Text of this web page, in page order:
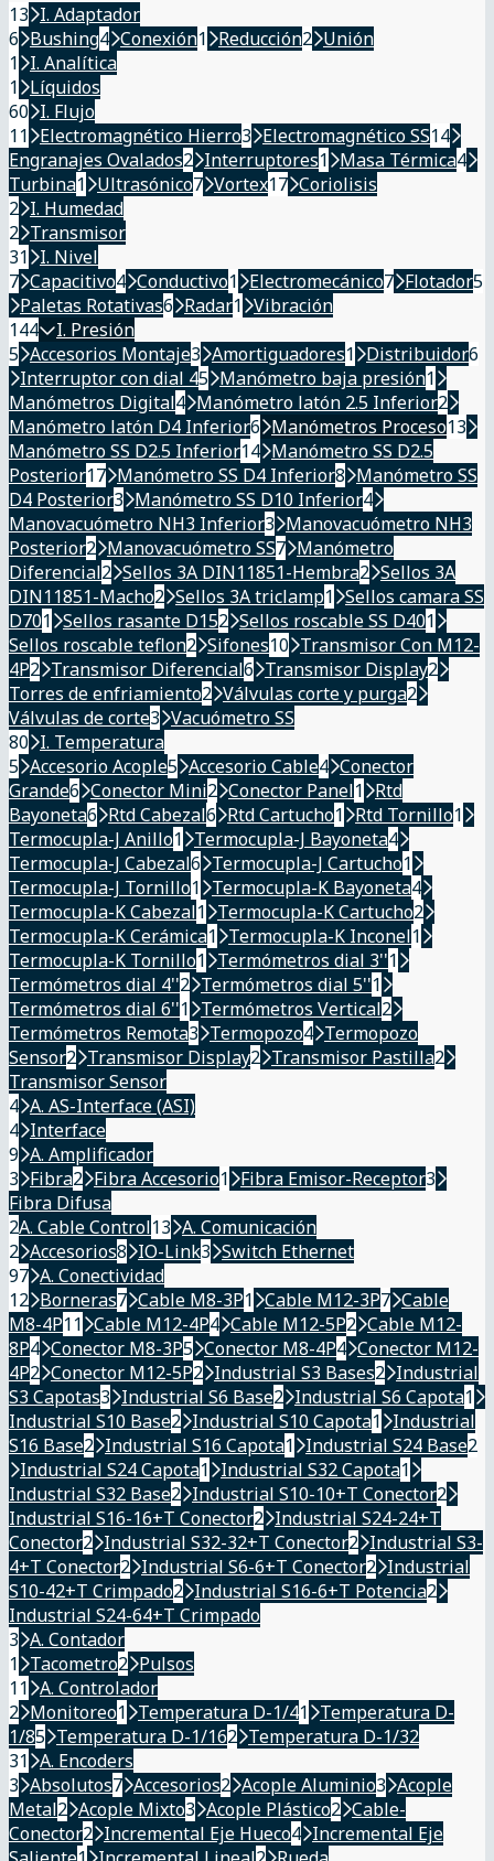
13 I. Adaptador
6 Bushing4 Conexión1 Reducción2 Unión
1 I. Analítica
1 Líquidos
60 I. Flujo
11 Electromagnético Hierro3 Electromagnético SS14
Engranajes Ovalados2 Interruptores1 Masa Térmica4
Turbina1 Ultrasónico7 Vortex17 Coriolisis
2 I. Humedad
2 Transmisor
31 I. Nivel
7 Capacitivo4 Conductivo1 Electromecánico7 Flotador5
Paletas Rotativas6 Radar1 Vibración
144
I. Presión
5 Accesorios Montaje3 Amortiguadores1 Distribuidor6
Interruptor con dial 45 Manómetro baja presión1
Manómetros Digital4 Manómetro latón 2.5 Inferior2
Manómetro latón D4 Inferior6 Manómetros Proceso13
Manómetro SS D2.5 Inferior14 Manómetro SS D2.5
Posterior17 Manómetro SS D4 Inferior8 Manómetro SS
D4 Posterior3 Manómetro SS D10 Inferior4
Manovacuómetro NH3 Inferior3 Manovacuómetro NH3
Posterior2 Manovacuómetro SS7 Manómetro
Diferencial2 Sellos 3A DIN11851-Hembra2 Sellos 3A
DIN11851-Macho2 Sellos 3A triclamp1 Sellos camara SS
D701 Sellos rasante D152 Sellos roscable SS D401
Sellos roscable teflon2 Sifones10 Transmisor Con M12-
4P2 Transmisor Diferencial6 Transmisor Display2
Torres de enfriamiento2 Válvulas corte y purga2
Válvulas de corte3 Vacuómetro SS
80 I. Temperatura
5 Accesorio Acople5 Accesorio Cable4 Conector
Grande6 Conector Mini2 Conector Panel1 Rtd
Bayoneta6 Rtd Cabezal6 Rtd Cartucho1 Rtd Tornillo1
Termocupla-J Anillo1 Termocupla-J Bayoneta4
Termocupla-J Cabezal6 Termocupla-J Cartucho1
Termocupla-J Tornillo1 Termocupla-K Bayoneta4
Termocupla-K Cabezal1 Termocupla-K Cartucho2
Termocupla-K Cerámica1 Termocupla-K Inconel1
Termocupla-K Tornillo1 Termómetros dial 3''1
Termómetros dial 4''2 Termómetros dial 5''1
Termómetros dial 6''1 Termómetros Vertical2
Termómetros Remota3 Termopozo4 Termopozo
Sensor2 Transmisor Display2 Transmisor Pastilla2
Transmisor Sensor
4 A. AS-Interface (ASI)
4 Interface
9 A. Amplificador
3 Fibra2 Fibra Accesorio1 Fibra Emisor-Receptor3
Fibra Difusa
2A. Cable Control13 A. Comunicación
2 Accesorios8 IO-Link3 Switch Ethernet
97 A. Conectividad
12 Borneras7 Cable M8-3P1 Cable M12-3P7 Cable
M8-4P11 Cable M12-4P4 Cable M12-5P2 Cable M12-
8P4 Conector M8-3P5 Conector M8-4P4 Conector M12-
4P2 Conector M12-5P2 Industrial S3 Bases2 Industrial
S3 Capotas3 Industrial S6 Base2 Industrial S6 Capota1
Industrial S10 Base2 Industrial S10 Capota1 Industrial
S16 Base2 Industrial S16 Capota1 Industrial S24 Base2
Industrial S24 Capota1 Industrial S32 Capota1
Industrial S32 Base2 Industrial S10-10+T Conector2
Industrial S16-16+T Conector2 Industrial S24-24+T
Conector2 Industrial S32-32+T Conector2 Industrial S3-
4+T Conector2 Industrial S6-6+T Conector2 Industrial
S10-42+T Crimpado2 Industrial S16-6+T Potencia2
Industrial S24-64+T Crimpado
3 A. Contador
1 Tacometro2 Pulsos
11 A. Controlador
2 Monitoreo1 Temperatura D-1/41 Temperatura D-
1/85 Temperatura D-1/162 Temperatura D-1/32
31 A. Encoders
3 Absolutos7 Accesorios2 Acople Aluminio3 Acople
Metal2 Acople Mixto3 Acople Plástico2 Cable-
Conector2 Incremental Eje Hueco4 Incremental Eje